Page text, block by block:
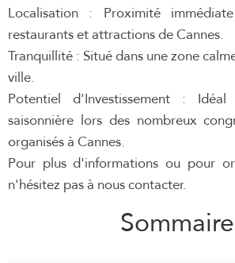
Localisation : Proximité
restaurants et attractions de Cannes.
Tranquillité : Situé dans une zone
ville.
Potentiel d'Investissement :
saisonnière lors des nombreux
organisés à Cannes.
Pour plus d'informations ou pour
n'hésitez pas à nous contacter.
Sommaire